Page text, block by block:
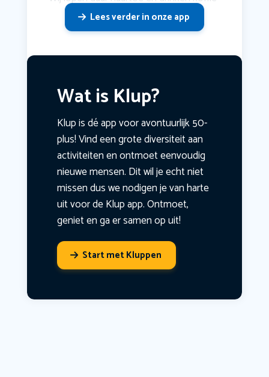
Lees verder in onze app
Wat is Klup?
Klup is dé app voor avontuurlijk 50-
plus! Vind een grote diversiteit aan
activiteiten en ontmoet eenvoudig
nieuwe mensen. Dit wil je echt niet
missen dus we nodigen je van harte
uit voor de Klup app. Ontmoet,
geniet en ga er samen op uit!
Start met Kluppen